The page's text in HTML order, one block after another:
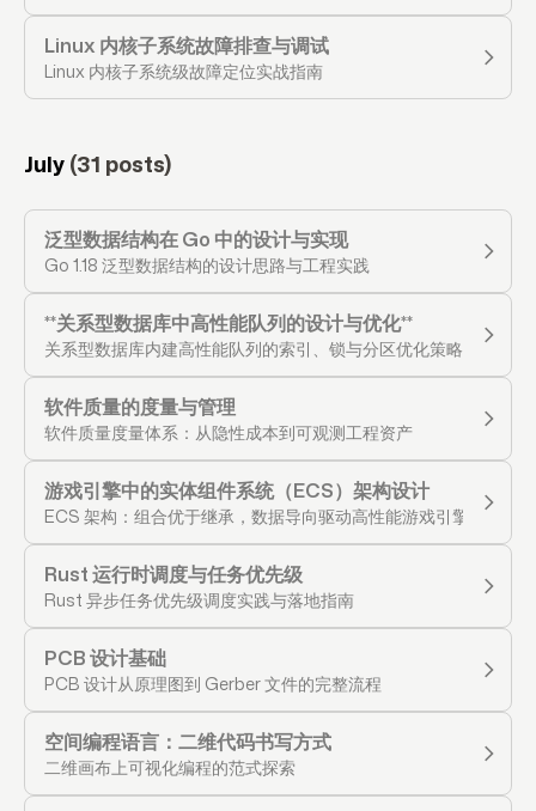
Linux 内核子系统故障排查与调试
Linux 内核子系统级故障定位实战指南
July(31 posts)
泛型数据结构在 Go 中的设计与实现
Go 1.18 泛型数据结构的设计思路与工程实践
**关系型数据库中高性能队列的设计与优化**
关系型数据库内建高性能队列的索引、锁与分区优化策略
软件质量的度量与管理
软件质量度量体系：从隐性成本到可观测工程资产
游戏引擎中的实体组件系统（ECS）架构设计
ECS 架构：组合优于继承，数据导向驱动高性能游戏引擎设计
Rust 运行时调度与任务优先级
Rust 异步任务优先级调度实践与落地指南
PCB 设计基础
PCB 设计从原理图到 Gerber 文件的完整流程
空间编程语言：二维代码书写方式
二维画布上可视化编程的范式探索